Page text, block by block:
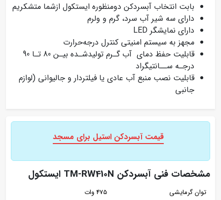
بابت انتخاب آبسردکن دومنظوره‌ ايستکول ازشما متشکريم
دارای سه شیر آب سرد، گرم و ولرم
دارای نمایشگر LED
مجهز به سیستم امنیتی کنترل درجه‌حرارت
قابلیت حفظ دمای آب گـرم توليدشـده بيـن 80 تـا 90
درجـه ســانتیگراد
قابلیت نصب منبع آب عادی یا فیلتردار و جالیوانی (لوازم
جانبی
قیمت آبسردکن استیل برای مسجد
مشخصات فنی آبسردکن TM-RW410N ایستکول
توان گرمایشی
475 وات